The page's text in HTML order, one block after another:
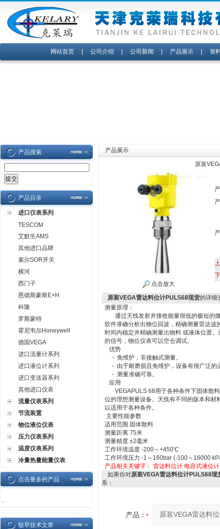
网站首页| 公司介绍 公司新闻 产品展示| 资
产品搜索
产品目录
进口仪表系列
TESCOM
艾默生AMS
其他进口品牌
索尔SOR开关
横河
西门子
恩德斯豪斯E+H
科隆
罗斯蒙特
霍尼韦尔Honeywell
德国VEGA
进口流量计系列
进口液位计系列
进口变送器系列
其他进口仪表
流量仪表系列
节流装置
物位液位仪表
压力仪表系列
温度仪表系列
冷量热量能量仪表
点击量多的产品
·
较早技术文章
产品展示
原装
点击放大
原装VEGA雷达料位计PULS68现货的详细
测量原理：
通过天线发射并接收能量很低的极短的
软件准确分析出物位回波，精确测量雷达
时间内稳定并精确测量出物料 或液体位置
的信号，物位仪表可以空仓调试。
优势
- 免维护，非接触式测量。
- 由于耐磨损且免维护，设备有很广泛的
- 测量准确可靠。
应用
VEGAPULS 68用于各种条件下固体散料
位的理想测量设备。天线有不同的版本和
以适用于各种条件。
主要性能参数
适用范围 固体散料
测量距离 75米
测量精度 ±2毫米
工作环境温度 -200～+450℃
工作环境压力 -1～160bar (-100～16000
产品相关关键字： 雷达料位计 电容式液位计
如果你对原装VEGA雷达料位计PULS68现
系：
产品：